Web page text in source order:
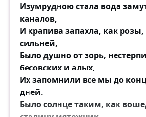
Изумрудною стала вода
каналов,
И крапива запахла, как розы,
сильней,
Было душно от зорь,
бесовских и алых,
Их запомнили все мы до
дней.
Было солнце таким, как